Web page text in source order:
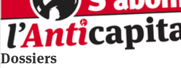
Dossiers